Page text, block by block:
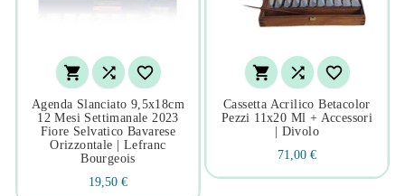
  
Agenda Slanciato 9,5x18cm
12 Mesi Settimanale 2023
Fiore Selvatico Bavarese
Orizzontale | Lefranc
Bourgeois
19,50 €
  
Cassetta Acrilico Betacolor
Pezzi 11x20 Ml + Accessori
| Divolo
71,00 €